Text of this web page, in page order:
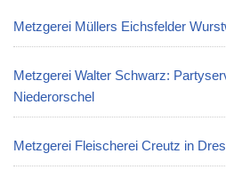
Metzgerei Müllers Eichsfelder
Metzgerei Walter Schwarz:
Niederorschel
Metzgerei Fleischerei Creutz in